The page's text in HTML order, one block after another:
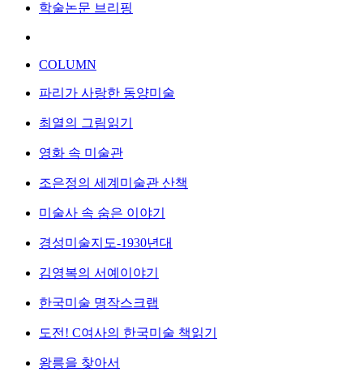
학술논문 브리핑
COLUMN
파리가 사랑한 동양미술
최열의 그림읽기
영화 속 미술관
조은정의 세계미술관 산책
미술사 속 숨은 이야기
경성미술지도-1930년대
김영복의 서예이야기
한국미술 명작스크랩
도전! C여사의 한국미술 책읽기
왕릉을 찾아서